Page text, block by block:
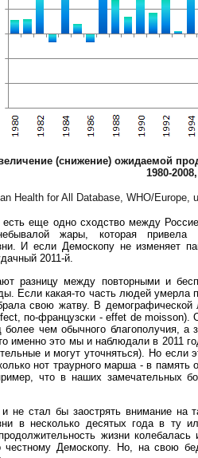
(снижение) ожидаемой
1980-
Health for All Database, WHO/Europe,
есть еще одно сходство между
жары, которая
И если Демоскопу не изменяет
2011-й.
разницу между повторными и
Если какая-то часть людей умерла
свою жатву. В
по-французски - effet de
более чем обычного благополучия,
именно это мы и наблюдали в 2011
и могут уточняться). Но
нот траурного марша - в
что в наших замечательных
не стал бы заострять внимание на
в несколько десятых года в ту
жизни
честному Демоскопу. Но, на свою